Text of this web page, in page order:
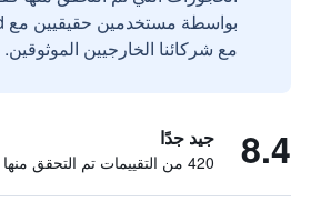
مع شركائنا الخارجيين الموثوقين.
8.4 جيد جدًا
420 من التقييمات تم التحقق منها